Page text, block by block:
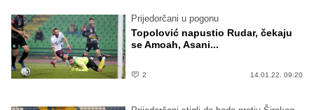
Prijedorčani u pogonu
Topolović napustio Rudar, čekaju
se Amoah, Asani...
2 14.01.22. 09:20